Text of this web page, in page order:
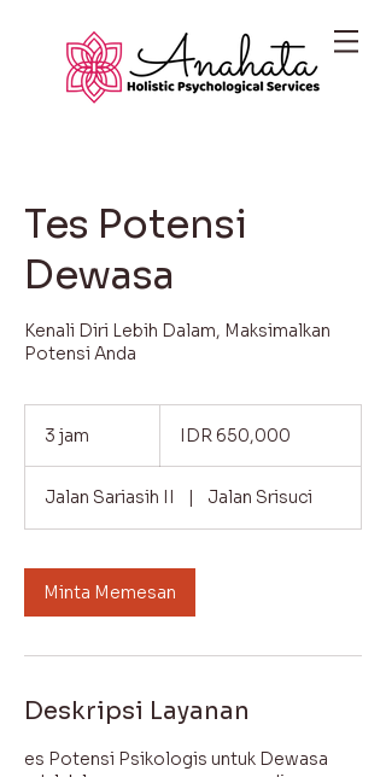
Tes Potensi
Dewasa
Kenali Diri Lebih Dalam, Maksimalkan
Potensi Anda
3 jam
m
rupiahsIDR 650,000
Jalan Sariasih II | Jalan Srisuci
Minta Memesan
Deskripsi Layanan
es Potensi Psikologis untuk Dewasa